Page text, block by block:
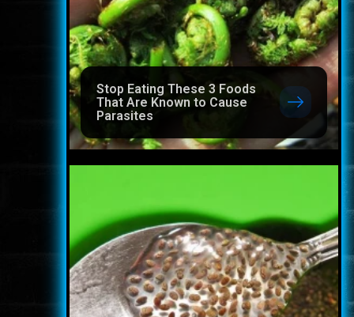
Stop Eating These 3 Foods
That Are Known to Cause
Parasites